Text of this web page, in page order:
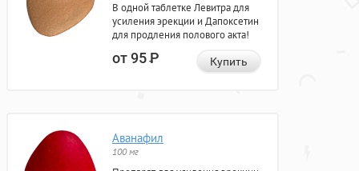
В одной таблетке Левитра для
усиления эрекции и Дапоксетин
для продления полового акта!
от 95Р Купить
Аванафил
100 мг